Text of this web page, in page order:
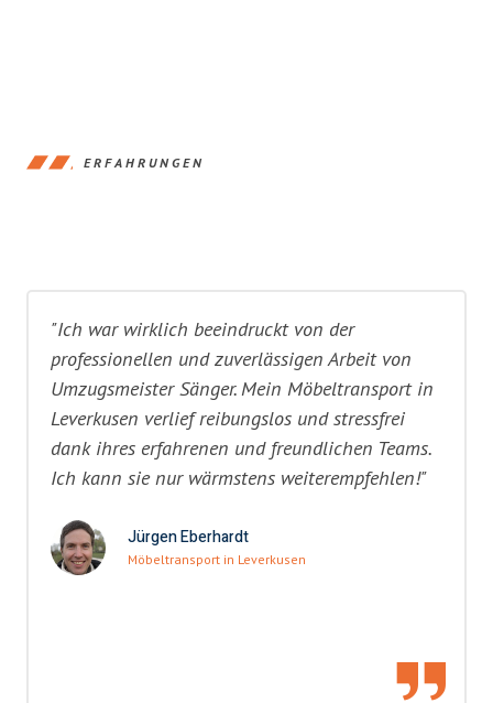
ERFAHRUNGEN
"Ich war wirklich beeindruckt von der
professionellen und zuverlässigen Arbeit von
Umzugsmeister Sänger. Mein Möbeltransport in
Leverkusen verlief reibungslos und stressfrei
dank ihres erfahrenen und freundlichen Teams.
Ich kann sie nur wärmstens weiterempfehlen!"
Jürgen Eberhardt
Möbeltransport in Leverkusen